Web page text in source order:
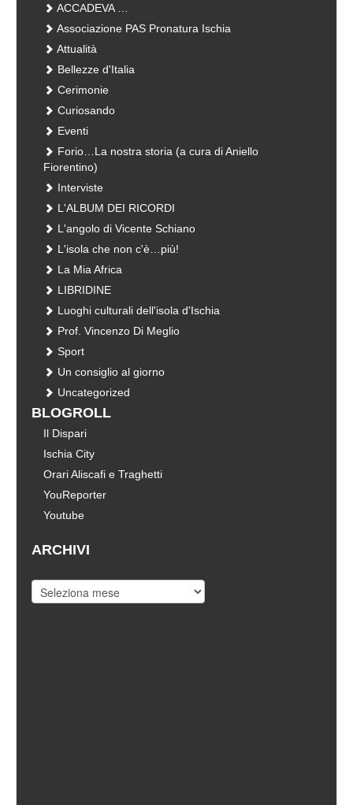
ACCADEVA …
Associazione PAS Pronatura Ischia
Attualità
Bellezze d'Italia
Cerimonie
Curiosando
Eventi
Forio…La nostra storia (a cura di Aniello
Fiorentino)
Interviste
L'ALBUM DEI RICORDI
L'angolo di Vicente Schiano
L'isola che non c'è…più!
La Mia Africa
LIBRIDINE
Luoghi culturali dell'isola d'Ischia
Prof. Vincenzo Di Meglio
Sport
Un consiglio al giorno
Uncategorized
BLOGROLL
Il Dispari
Ischia City
Orari Aliscafi e Traghetti
YouReporter
Youtube
ARCHIVI